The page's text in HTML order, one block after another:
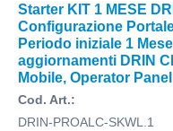
Starter KIT 1 MESE
Configurazione
Periodo iniziale 1
aggiornamenti DRIN
Mobile, Operator Panel
Cod. Art.:
DRIN-PROALC-SKWL.1